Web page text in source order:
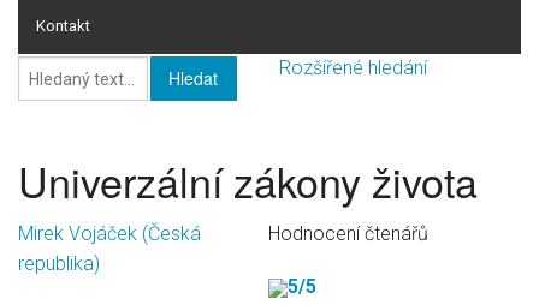
Kontakt
Online rating
Seznam žánrů
Knihy
Rozšířené hledání
Univerzální zákony života
Hodnocení čtenářů
5/5
Mirek Vojáček (Česká
republika)